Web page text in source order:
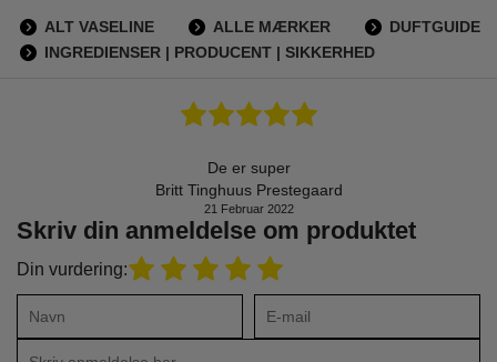
ALT VASELINE ALLE MÆRKER
DUFTGUIDE
INGREDIENSER | PRODUCENT | SIKKERHED
Skriv din anmeldelse om produktet
Din vurdering:
De er super
Britt Tinghuus Prestegaard
21 Februar 2022